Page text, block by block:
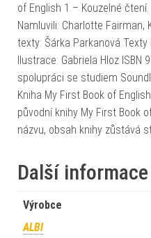
of English 1 – Kouzelné
Namluvili: Charlotte Fairman,
texty: Šárka Parkanová
Ilustrace: Gabriela Hloz ISBN
spolupráci se studiem
Kniha My First Book of
původní knihy My First Book
názvu, obsah knihy zůstává
Další informace
Výrobce
ALBI